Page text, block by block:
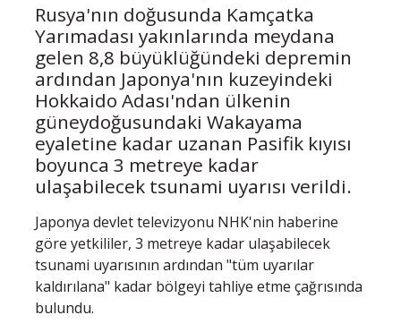
Rusya'nın doğusunda Kamçatka
Yarımadası yakınlarında meydana
gelen 8,8 büyüklüğündeki depremin
ardından Japonya'nın kuzeyindeki
Hokkaido Adası'ndan ülkenin
güneydoğusundaki Wakayama
eyaletine kadar uzanan Pasifik kıyısı
boyunca 3 metreye kadar
ulaşabilecek tsunami uyarısı verildi.
Japonya devlet televizyonu NHK'nin haberine
göre yetkililer, 3 metreye kadar ulaşabilecek
tsunami uyarısının ardından "tüm uyarılar
kaldırılana" kadar bölgeyi tahliye etme çağrısında
bulundu.